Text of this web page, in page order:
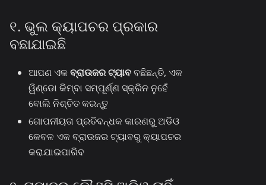
୧. ଭୁଲ କ୍ୟାପଚର ପ୍ରକାର
ବଛାଯାଇଛି
ଆପଣ ଏକବ୍ରାଉଜର ଟ୍ୟାବବଛିଛନ୍ତି, ଏକ
ୱିଣ୍ଡୋ କିମ୍ବା ସମ୍ପୂର୍ଣ୍ଣ ସ୍କ୍ରିନ ନୁହେଁ
ବୋଲି ନିଶ୍ଚିତ କରନ୍ତୁ
ଗୋପନୀୟତା ପ୍ରତିବନ୍ଧକ କାରଣରୁ ଅଡିଓ
କେବଳ ଏକ ବ୍ରାଉଜର ଟ୍ୟାବରୁ କ୍ୟାପଚର
କରାଯାଇପାରିବ